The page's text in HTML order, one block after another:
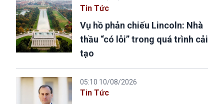
Tin Tức
Vụ hồ phản chiếu Lincoln: Nhà
thầu “có lỗi” trong quá trình cải
tạo
05:10 10/08/2026
Tin Tức